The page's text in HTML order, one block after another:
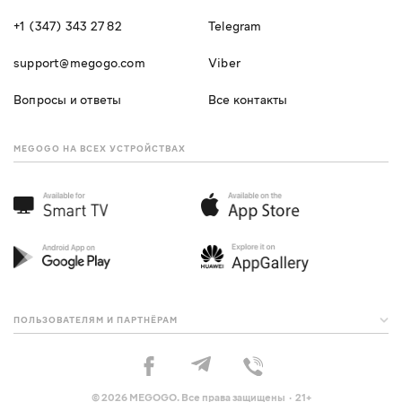
+1 (347) 343 27 82
support@megogo.com
Вопросы и ответы
Telegram
Viber
Все контакты
MEGOGO НА ВСЕХ УСТРОЙСТВАХ
ПОЛЬЗОВАТЕЛЯМ И ПАРТНЁРАМ
© 2026 MEGOGO. Все права защищены · 21+